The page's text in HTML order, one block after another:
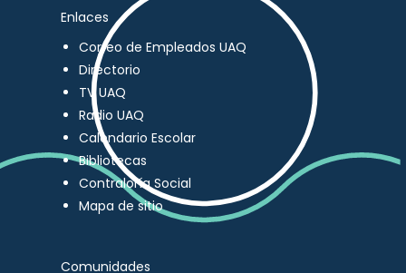
Enlaces
Correo de Empleados UAQ
Directorio
TV UAQ
Radio UAQ
Calendario Escolar
Bibliotecas
Contraloría Social
Mapa de sitio
Comunidades